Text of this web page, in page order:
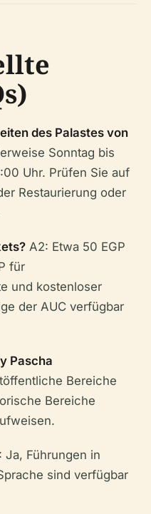
des Palastes von
Sonntag bis
Uhr. Prüfen Sie auf
Restaurierung oder
A2: Etwa 50 EGP
für
und kostenloser
der AUC verfügbar
Pascha
Bereiche
Bereiche
Ja, Führungen in
sind verfügbar